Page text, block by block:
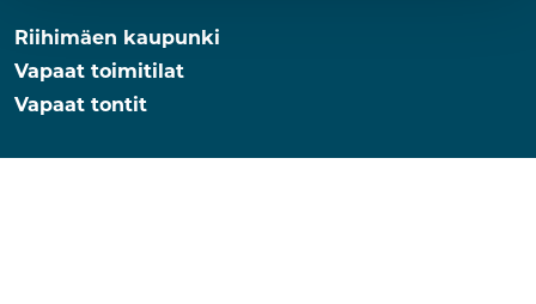
Riihimäen kaupunki
Vapaat toimitilat
Vapaat tontit